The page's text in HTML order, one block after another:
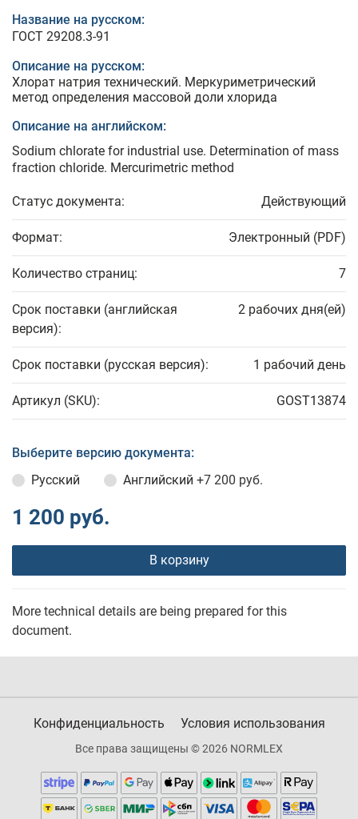
Название на русском:
ГОСТ 29208.3-91
Описание на русском:
Хлорат натрия технический. Меркуриметрический
метод определения массовой доли хлорида
Описание на английском:
Sodium chlorate for industrial use. Determination of mass
fraction chloride. Mercurimetric method
Статус документа: Действующий
Формат: Электронный (PDF)
Количество страниц: 7
Срок поставки (английская
версия):
2 рабочих дня(ей)
Срок поставки (русская версия): 1 рабочий день
Артикул (SKU): GOST13874
Выберите версию документа:
Русский
Английский +7 200 руб.
1 200 руб.
В корзину
More technical details are being prepared for this
document.
Конфиденциальность Условия использования
Все права защищены © 2026 NORMLEX